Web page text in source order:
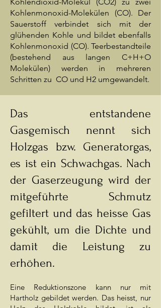
Kohlenmonoxid-Molekülen (CO). Der
Sauerstoff verbindet sich mit der
glühenden Kohle und bildet ebenfalls
Kohlenmonoxid (CO). Teerbestandteile
(bestehend aus langen C+H+O
Molekülen) werden in mehreren
Schritten zu CO und H2 umgewandelt.​
Das entstandene
Gasgemisch nennt sich
Holzgas bzw. Generatorgas,
es ist ein Schwachgas. Nach
der Gaserzeugung wird der
mitgeführte Schmutz
gefiltert und das heisse Gas
gekühlt, um die Dichte und
damit die Leistung zu
erhöhen.
Eine Reduktionszone kann nur mit
Hartholz gebildet werden. Das heisst, nur